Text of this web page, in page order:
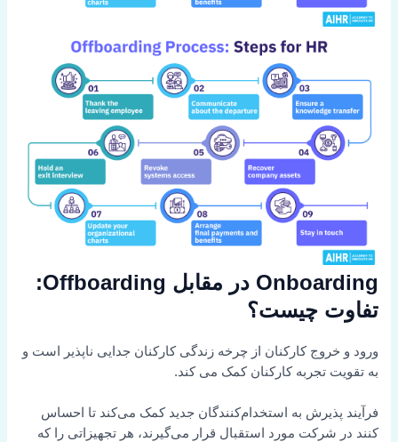
Onboarding در مقابل Offboarding:
تفاوت چیست؟
ورود و خروج کارکنان از چرخه زندگی کارکنان جدایی ناپذیر است و
به تقویت تجربه کارکنان کمک می کند.
فرآیند پذیرش به استخدام‌کنندگان جدید کمک می‌کند تا احساس
کنند در شرکت مورد استقبال قرار می‌گیرند، هر تجهیزاتی را که